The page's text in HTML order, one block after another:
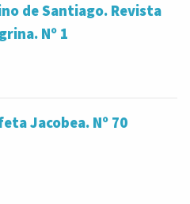
de Santiago. Revista
Nº 1
Jacobea. Nº 70